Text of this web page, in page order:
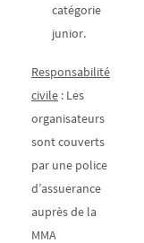
catégorie
junior.
Responsabilité
civile : Les
organisateurs
sont couverts
par une police
d’assuerance
auprès de la
MMA